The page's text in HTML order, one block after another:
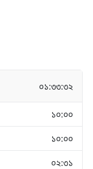
০১:৩৩:৩২
১০:০০
১০:০০
০২:৩১